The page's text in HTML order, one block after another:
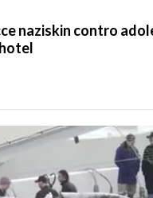
naziskin contro